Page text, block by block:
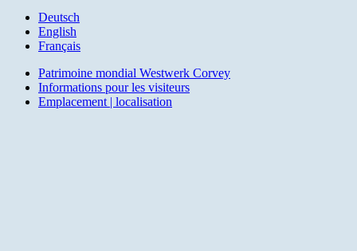
Deutsch
English
Français
Patrimoine mondial Westwerk Corvey
Informations pour les visiteurs
Emplacement | localisation